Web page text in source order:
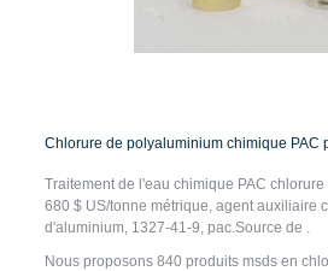
Chlorure de polyaluminium chimique PAC
Traitement de l'eau chimique PAC
680 $ US/tonne métrique, agent auxiliaire
d'aluminium, 1327-41-9, pac.Source de .
Nous proposons 840 produits msds en